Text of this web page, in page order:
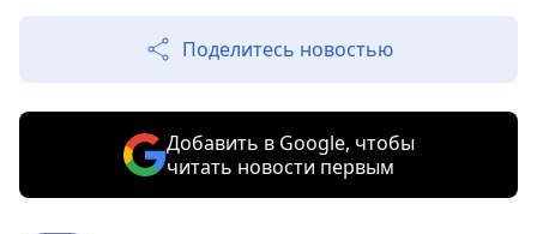
Поделитесь новостью
Добавить в Google, чтобы
читать новости первым